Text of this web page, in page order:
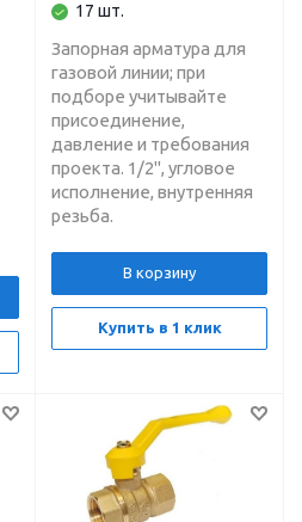
17 шт.
Запорная арматура для
газовой линии; при
подборе учитывайте
присоединение,
давление и требования
проекта. 1/2", угловое
исполнение, внутренняя
резьба.
В корзину
Купить в 1 клик